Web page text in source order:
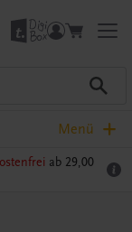
Menü
ab 29,00